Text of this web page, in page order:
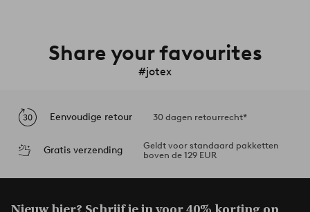
Share your favourites
#jotex
Eenvoudige retour 30 dagen retourrecht*
Gratis verzending
Geldt voor standaard pakketten
boven de 129 EUR